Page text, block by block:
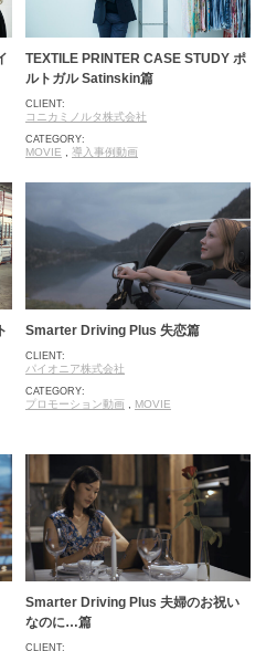
TEXTILE PRINTER CASE STUDY ポ
ルトガル Satinskin篇
CLIENT:
コニカミノルタ株式会社
CATEGORY:
MOVIE , 導入事例動画
Smarter Driving Plus 失恋篇
CLIENT:
パイオニア株式会社
CATEGORY:
プロモーション動画 , MOVIE
Smarter Driving Plus 夫婦のお祝い
なのに…篇
CLIENT: